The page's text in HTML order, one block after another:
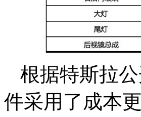
根据特斯拉
件采用了成本